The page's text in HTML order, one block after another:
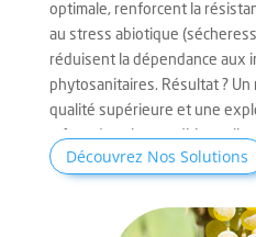
optimale, renforcent la
au stress abiotique
réduisent la dépendance aux
phytosanitaires. Résultat ? Un
qualité supérieure et une
même dans les conditions
difficiles.
Découvrez Nos Solutions